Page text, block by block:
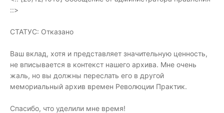
::>
СТАТУС: Отказано
Ваш вклад, хотя и представляет значительную ценность,
не вписывается в контекст нашего архива. Мне очень
жаль, но вы должны переслать его в другой
мемориальный архив времен Революции Практик.
Спасибо, что уделили мне время!